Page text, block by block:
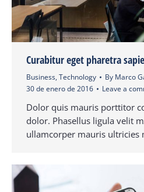
Curabitur eget pharetra
Business, Technology By Marco
30 de enero de 2016
Leave a
Dolor quis mauris porttitor
dolor. Phasellus ligula velit
ullamcorper mauris ultricies